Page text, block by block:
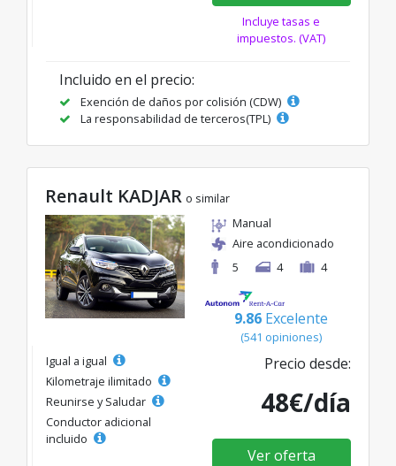
Incluye tasas e
impuestos. (VAT)
Incluido en el precio:
Exención de daños por colisión (CDW)
La responsabilidad de terceros(TPL)
Renault KADJAR o similar
Manual
Aire acondicionado
5
4 4
9.86 Excelente
(541 opiniones)
Igual a igual
Kilometraje ilimitado
Reunirse y Saludar
Conductor adicional
incluido
Precio desde:
48€/día
Ver oferta